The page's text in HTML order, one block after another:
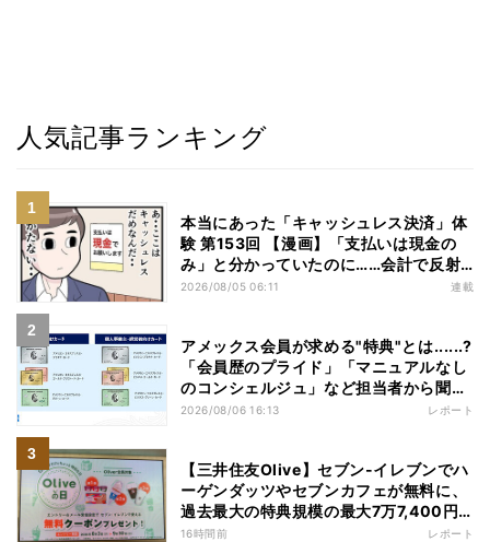
人気記事ランキング
本当にあった「キャッシュレス決済」体
験 第153回 【漫画】「支払いは現金の
み」と分かっていたのに……会計で反射
的に出してしまったものは
2026/08/05 06:11 連載
アメックス会員が求める"特典"とは......?
「会員歴のプライド」「マニュアルなし
のコンシェルジュ」など担当者から聞い
た"裏話"も
2026/08/06 16:13 レポート
【三井住友Olive】セブン-イレブンでハ
ーゲンダッツやセブンカフェが無料に、
過去最大の特典規模の最大7万7,400円
相当がもらえるキャンペーンも - 夏休み
16時間前 レポート